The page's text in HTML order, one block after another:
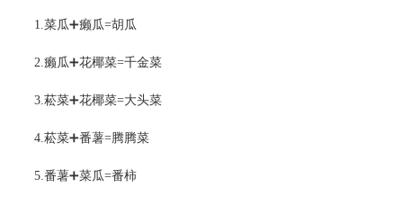
1.菜瓜➕癞瓜=胡瓜
2.癞瓜➕花椰菜=千金菜
3.菘菜➕花椰菜=大头菜
4.菘菜➕番薯=腾腾菜
5.番薯➕菜瓜=番柿